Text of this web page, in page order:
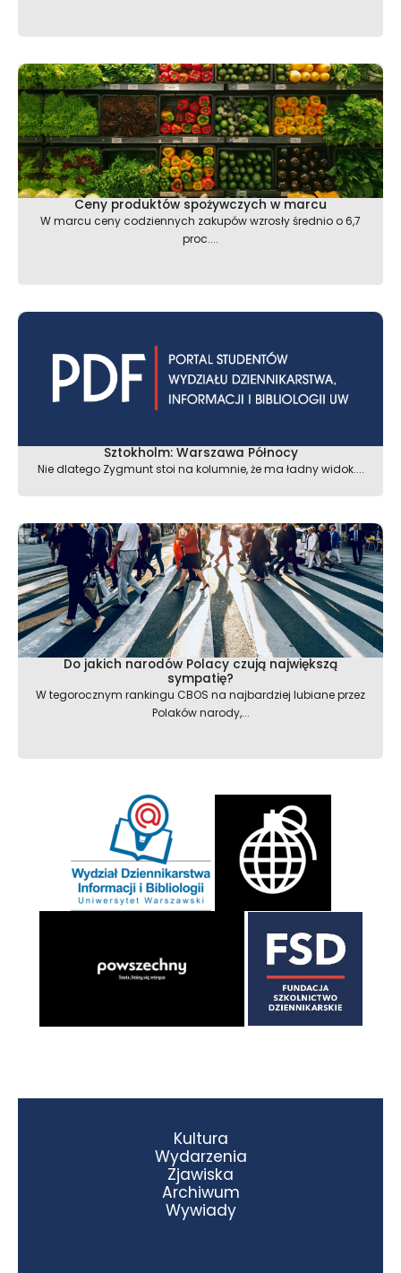
Ceny produktów spożywczych w marcu
W marcu ceny codziennych zakupów wzrosły średnio o 6,7
proc....
Sztokholm: Warszawa Północy
Nie dlatego Zygmunt stoi na kolumnie, że ma ładny widok....
Do jakich narodów Polacy czują największą
sympatię?
W tegorocznym rankingu CBOS na najbardziej lubiane przez
Polaków narody,...
Kultura
Wydarzenia
Zjawiska
Archiwum
Wywiady